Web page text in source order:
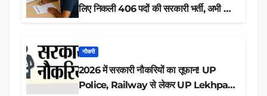
लिए निकली 406 पदों की सरकारी भर्ती, अभी करें
नौकरी
2026 में सरकारी नौकरियों का तूफान! UP
Police, Railway से लेकर UP Lekhpal